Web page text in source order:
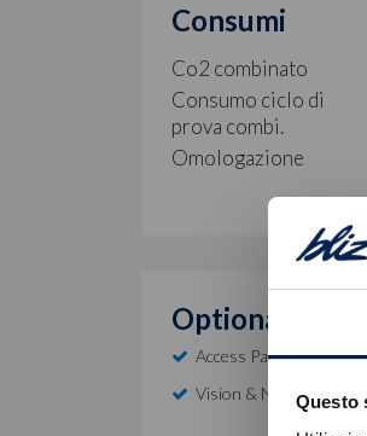
Questo
Consumi
Co2 combinato
Consumo ciclo di
prova combi.
Omologazione
Optional inclusi
Access Pack
Vision & Navigation Pack